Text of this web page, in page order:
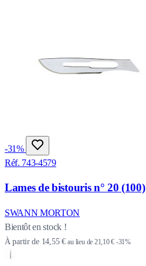
-31%
Réf. 743-4579
Lames de bistouris n° 20 (100)
SWANN MORTON
Bientôt en stock !
À partir de 14,55 € au lieu de 21,10 € -31%